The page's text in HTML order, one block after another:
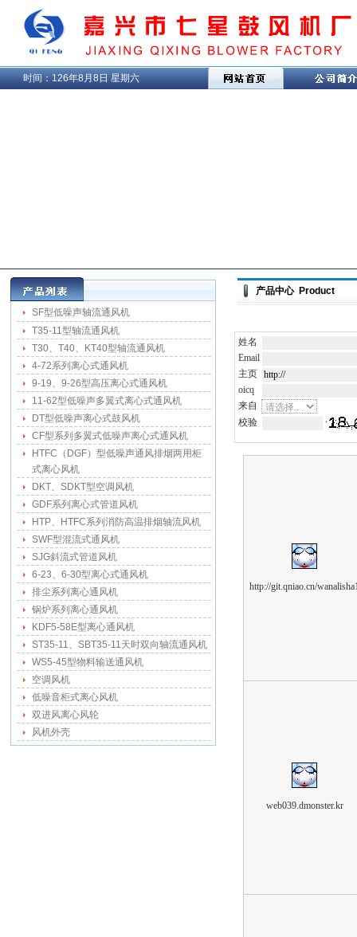
时间： 126年8月8日 星期六
SF型低噪声轴流通风机
T35-11型轴流通风机
T30、T40、KT40型轴流通风机
4-72系列离心式通风机
9-19、9-26型高压离心式通风机
11-62型低噪声多翼式离心式通风机
DT型低噪声离心式鼓风机
CF型系列多翼式低噪声离心式通风机
HTFC（DGF）型低噪声通风排烟两用柜
式离心风机
DKT、SDKT型空调风机
GDF系列离心式管道风机
HTP、HTFC系列消防高温排烟轴流风机
SWF型混流式通风机
SJG斜流式管道风机
6-23、6-30型离心式通风机
排尘系列离心通风机
锅炉系列离心通风机
KDF5-58E型离心通风机
ST35-11、SBT35-11天时双向轴流通风机
WS5-45型物料输送通风机
空调风机
低噪音柜式离心风机
双进风离心风轮
风机外壳
产品中心 Product
姓名
Email
主页
oicq
来自
校验
http://git.qniao.cn/
web039.dmonster.kr